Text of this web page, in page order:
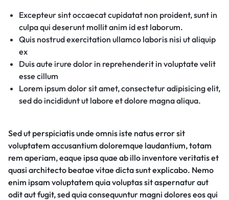
Excepteur sint occaecat cupidatat non proident, sunt in
culpa qui deserunt mollit anim id est laborum.
Quis nostrud exercitation ullamco laboris nisi ut aliquip
ex
Duis aute irure dolor in reprehenderit in voluptate velit
esse cillum
Lorem ipsum dolor sit amet, consectetur adipisicing elit,
sed do incididunt ut labore et dolore magna aliqua.
Sed ut perspiciatis unde omnis iste natus error sit
voluptatem accusantium doloremque laudantium, totam
rem aperiam, eaque ipsa quae ab illo inventore veritatis et
quasi architecto beatae vitae dicta sunt explicabo. Nemo
enim ipsam voluptatem quia voluptas sit aspernatur aut
odit aut fugit, sed quia consequuntur magni dolores eos qui